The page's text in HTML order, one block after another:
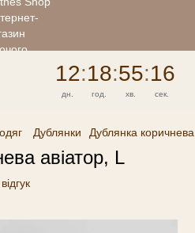
12:18:55:16
дн. год. хв. сек.
Дублянки Дублянка
авіатор, L